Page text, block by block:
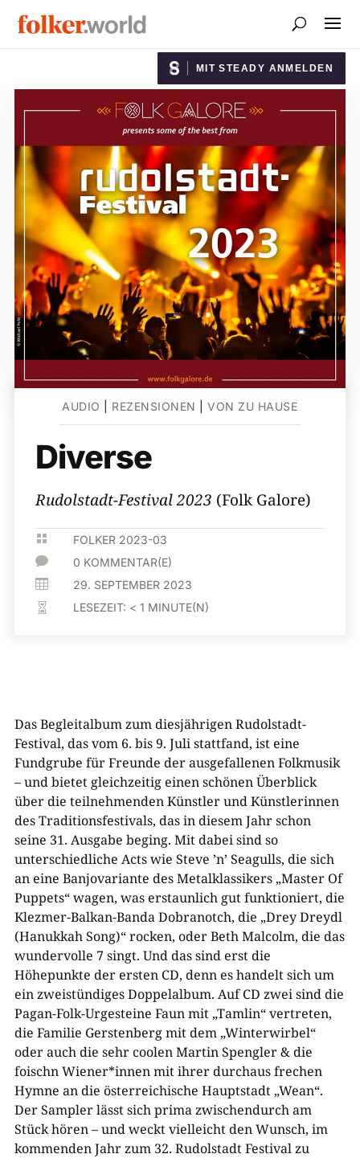
MIT STEADY ANMELDEN
AUDIO REZENSIONEN |VON ZU HAUSE
Diverse
Rudolstadt-Festival 2023 (Folk Galore)
 FOLKER 2023-03
 0 KOMMENTAR(E)
 29. SEPTEMBER 2023
 LESEZEIT: < 1 MINUTE(N)
Das Begleitalbum zum diesjährigen Rudolstadt-
Festival, das vom 6. bis 9. Juli stattfand, ist eine
Fundgrube für Freunde der ausgefallenen Folkmusik
– und bietet gleichzeitig einen schönen Überblick
über die teilnehmenden Künstler und Künstlerinnen
des Traditionsfestivals, das in diesem Jahr schon
seine 31. Ausgabe beging. Mit dabei sind so
unterschiedliche Acts wie Steve ’n’ Seagulls, die sich
an eine Banjovariante des Metalklassikers „Master Of
Puppets“ wagen, was erstaunlich gut funktioniert, die
Klezmer-Balkan-Banda Dobranotch, die „Drey Dreydl
(Hanukkah Song)“ rocken, oder Beth Malcolm, die das
wundervolle 7 singt. Und das sind erst die
Höhepunkte der ersten CD, denn es handelt sich um
ein zweistündiges Doppelalbum. Auf CD zwei sind die
Pagan-Folk-Urgesteine Faun mit „Tamlin“ vertreten,
die Familie Gerstenberg mit dem „Winterwirbel“
oder auch die sehr coolen Martin Spengler & die
foischn Wiener*innen mit ihrer durchaus frechen
Hymne an die österreichische Hauptstadt „Wean“.
Der Sampler lässt sich prima zwischendurch am
Stück hören – und weckt vielleicht den Wunsch, im
kommenden Jahr zum 32. Rudolstadt Festival zu